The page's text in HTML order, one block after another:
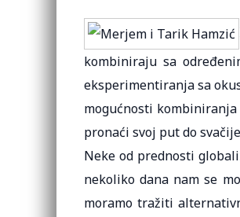
kombiniraju sa
eksperimentiranja sa
mogućnosti
pronaći svoj put do
Neke od prednosti
nekoliko dana nam se
moramo tražiti